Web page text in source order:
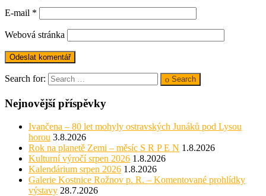
E-mail *
Webová stránka
Search for: Search
Nejnovější příspěvky
Ivančena – 80 let mohyly ostravských Junáků pod Lysou
horou 3.8.2026
Rok na planetě Zemi – měsíc S R P E N 1.8.2026
Kulturní výročí srpen 2026 1.8.2026
Kalendárium srpen 2026 1.8.2026
Galerie Kostnice Rožnov p. R. – Komentované prohlídky
výstavy 28.7.2026